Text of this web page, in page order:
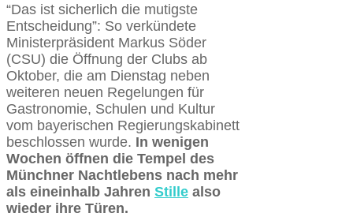
“Das ist sicherlich die mutigste
Entscheidung”: So verkündete
Ministerpräsident Markus Söder
(CSU) die Öffnung der Clubs ab
Oktober, die am Dienstag neben
weiteren neuen Regelungen für
Gastronomie, Schulen und Kultur
vom bayerischen Regierungskabinett
beschlossen wurde. In wenigen
Wochen öffnen die Tempel des
Münchner Nachtlebens nach mehr
als eineinhalb Jahren Stille also
wieder ihre Türen.